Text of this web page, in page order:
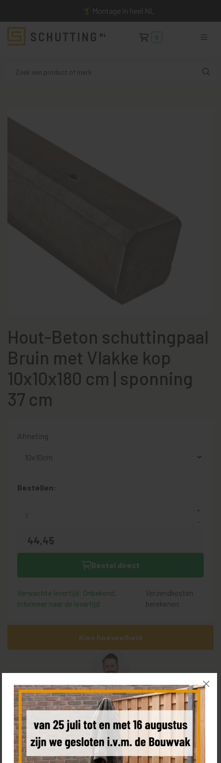
0
Montage in heel NL
Hout-Beton schuttingpaal
Bruin met Vlakke kop
10x10x180 cm | sponning
37 cm
Afmeting
Bestellen:
44,45
Bestel direct
Verwachte levertijd: Onbekend,
informeer naar de levertijd
Verzendkosten
berekenen
Kies hoeveelheid
Hulp nodig bij het bestellen van uw schutting?
Bel +31 85 0187 599 , plan een (video) call
met Tom of bezoek
deshowroom